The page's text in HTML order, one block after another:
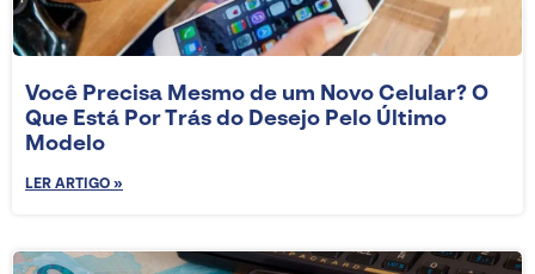
Você Precisa Mesmo de um Novo Celular? O
Que Está Por Trás do Desejo Pelo Último
Modelo
LER ARTIGO »